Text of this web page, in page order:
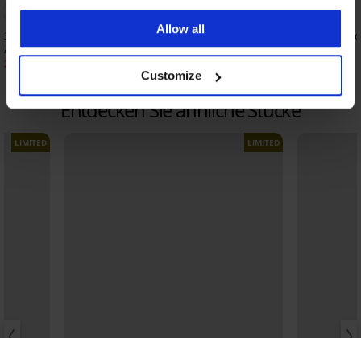
Allow all
Customize
3er-PACK Baumwoll-Boxershorts JACK
AND JONES JACColton
21,69 €
3er-PACK Baumwoll-
18,59 €30,99 €
Entdecken Sie ähnliche Stücke
LIMITED LIMITED